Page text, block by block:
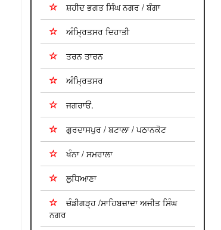
ਸ਼ਹੀਦ ਭਗਤ ਸਿੰਘ ਨਗਰ / ਬੰਗਾ
ਅੰਮ੍ਰਿਤਸਰ ਦਿਹਾਤੀ
ਤਰਨ ਤਾਰਨ
ਅੰਮ੍ਰਿਤਸਰ
ਜਗਰਾਓਂ.
ਗੁਰਦਾਸਪੁਰ / ਬਟਾਲਾ / ਪਠਾਨਕੋਟ
ਖੰਨਾ / ਸਮਰਾਲਾ
ਲੁਧਿਆਣਾ
ਚੰਡੀਗੜ੍ਹ /ਸਾਹਿਬਜ਼ਾਦਾ ਅਜੀਤ ਸਿੰਘ
ਨਗਰ